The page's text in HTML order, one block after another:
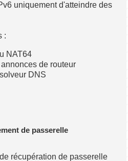
uniquement d'atteindre des
:
NAT64
de routeur
DNS
de passerelle
récupération de passerelle